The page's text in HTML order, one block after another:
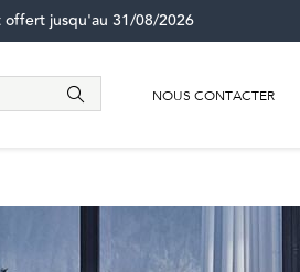
offert jusqu'au 31/08/2026
NOUS CONTACTER